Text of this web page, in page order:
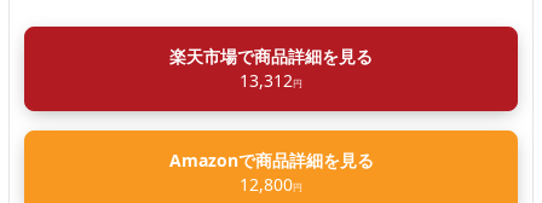
楽天市場で商品詳細を見る
13,312円
Amazonで商品詳細を見る
12,800円